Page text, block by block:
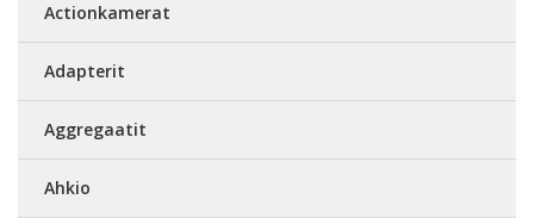
Actionkamerat
Adapterit
Aggregaatit
Ahkio